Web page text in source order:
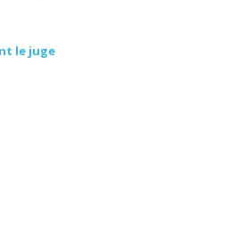
le juge